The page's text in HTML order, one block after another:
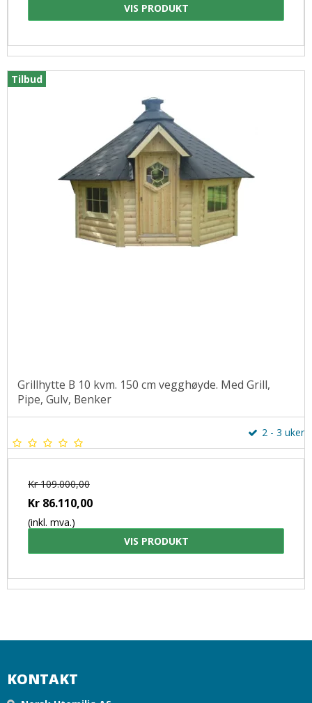
VIS PRODUKT
Tilbud
Grillhytte B 10 kvm. 150 cm vegghøyde. Med Grill,
Pipe, Gulv, Benker
2 - 3 uker
Kr 109.000,00
Kr 86.110,00
(inkl. mva.)
VIS PRODUKT
KONTAKT